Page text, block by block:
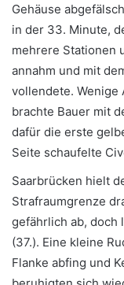
Gehäuse
in der 33. Minute,
mehrere Stationen
annahm und mit
vollendete. Wenige
brachte Bauer mit
dafür die erste
Seite schaufelte
Saarbrücken hielt
Strafraumgrenze
gefährlich ab, doch
(37.). Eine kleine
Flanke abfing und